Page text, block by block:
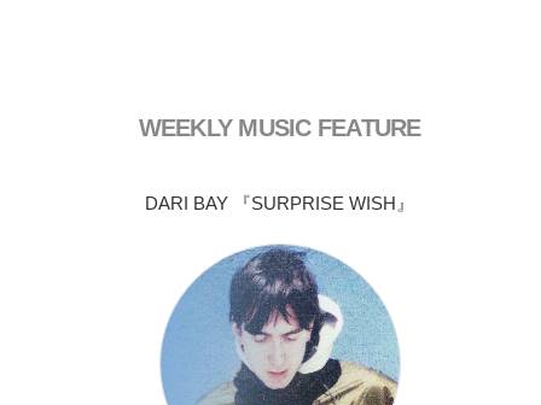
WEEKLY MUSIC FEATURE
DARI BAY 『SURPRISE WISH』